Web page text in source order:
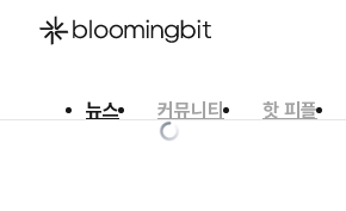
뉴스 커뮤니티 핫 피플